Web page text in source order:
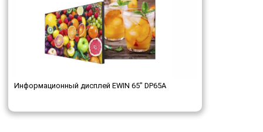
Информационный дисплей EWIN 65" DP65A